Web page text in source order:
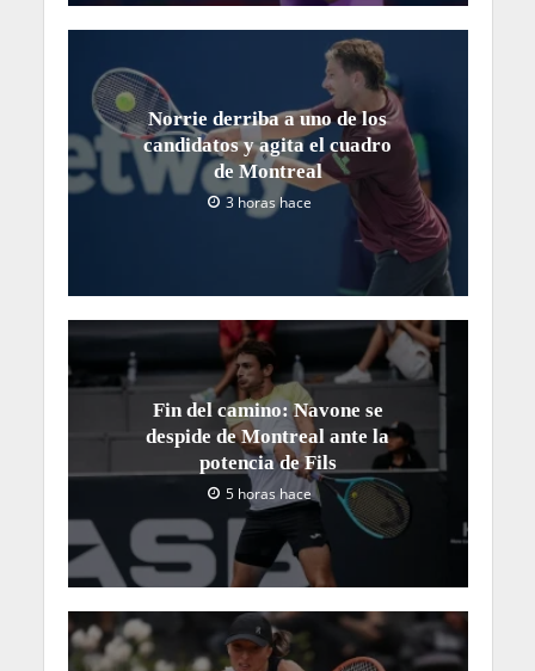
Norrie derriba a uno de los
candidatos y agita el cuadro
de Montreal
3 horas hace
Fin del camino: Navone se
despide de Montreal ante la
potencia de Fils
5 horas hace